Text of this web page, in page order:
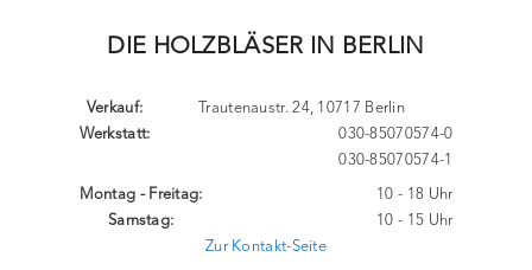
DIE HOLZBLÄSER IN BERLIN
Trautenaustr. 24, 10717 Berlin
Verkauf:
Werkstatt:
030-85070574-0
030-85070574-1
Montag - Freitag:
Samstag:
10 - 18 Uhr
10 - 15 Uhr
Zur Kontakt-Seite